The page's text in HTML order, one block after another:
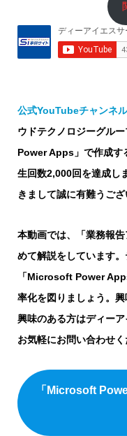
公式YouTubeチャンネル
ウドテクノロジーグル
Power Apps」で作成す
生回数2,000回を達成し
きまして誠に有難うござ
本動画では、「業務報
めて解説をしています。
「Microsoft Power
率化を図りましょう。
興味のある方はディー
お気軽にお問い合わせく
「Microsoft